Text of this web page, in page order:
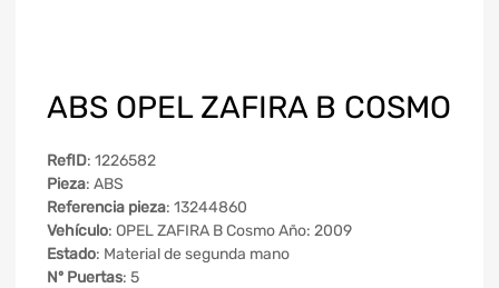
ABS OPEL ZAFIRA B COSMO
RefID: 1226582
Pieza: ABS
Referencia pieza: 13244860
Vehículo: OPEL ZAFIRA B Cosmo Año: 2009
Estado: Material de segunda mano
Nº Puertas: 5